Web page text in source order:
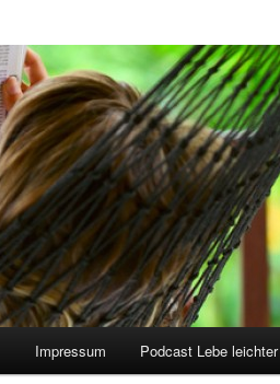
Impressum Podcast Lebe leichter